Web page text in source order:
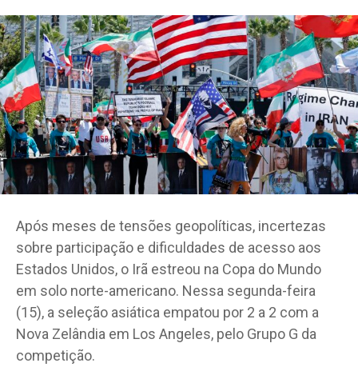
Após meses de tensões geopolíticas, incertezas
sobre participação e dificuldades de acesso aos
Estados Unidos, o Irã estreou na Copa do Mundo
em solo norte-americano. Nessa segunda-feira
(15), a seleção asiática empatou por 2 a 2 com a
Nova Zelândia em Los Angeles, pelo Grupo G da
competição.